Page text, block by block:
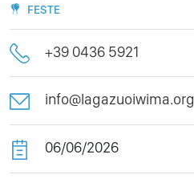
FESTE
+39 0436 5921
info@lagazuoiwima.org
06/06/2026